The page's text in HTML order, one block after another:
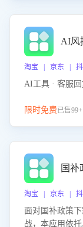
AI风
淘宝 | 京东 | 抖
AI工具 · 客服
限时免费已售99+
国
淘宝 | 京东 |
面对国补政策
战，本应用依